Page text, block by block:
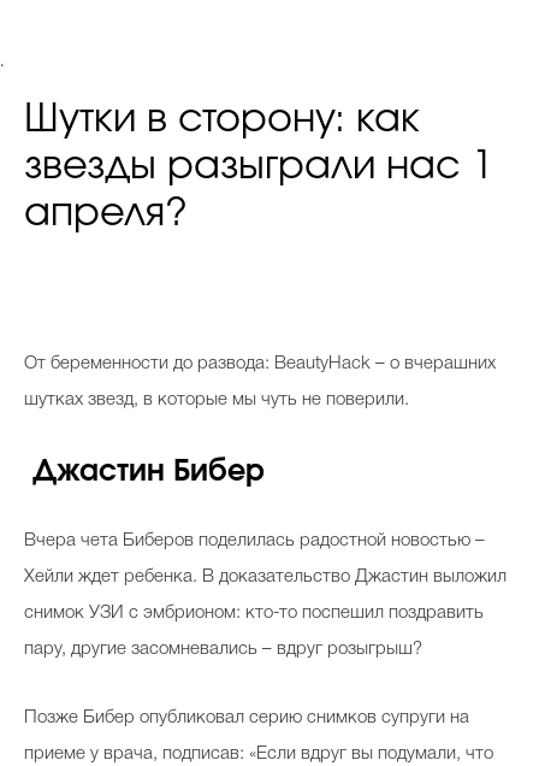
.
Шутки в сторону: как
звезды разыграли нас 1
апреля?
От беременности до развода: BeautyHack – о вчерашних
шутках звезд, в которые мы чуть не поверили.
Джастин Бибер
Вчера чета Биберов поделилась радостной новостью –
Хейли ждет ребенка. В доказательство Джастин выложил
снимок УЗИ с эмбрионом: кто-то поспешил поздравить
пару, другие засомневались – вдруг розыгрыш?
Позже Бибер опубликовал серию снимков супруги на
приеме у врача, подписав: «Если вдруг вы подумали, что